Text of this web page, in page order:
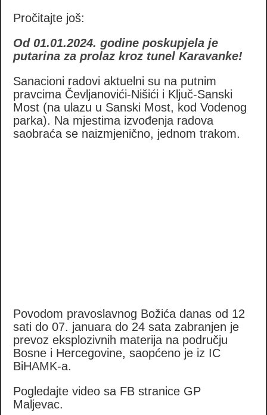
Pročitajte još:
Od 01.01.2024. godine poskupjela je
putarina za prolaz kroz tunel Karavanke!
Sanacioni radovi aktuelni su na putnim
pravcima Čevljanovići-Nišići i Ključ-Sanski
Most (na ulazu u Sanski Most, kod Vodenog
parka). Na mjestima izvođenja radova
saobraća se naizmjenično, jednom trakom.
Povodom pravoslavnog Božića danas od 12
sati do 07. januara do 24 sata zabranjen je
prevoz eksplozivnih materija na području
Bosne i Hercegovine, saopćeno je iz IC
BiHAMK-a.
Pogledajte video sa FB stranice GP
Maljevac.